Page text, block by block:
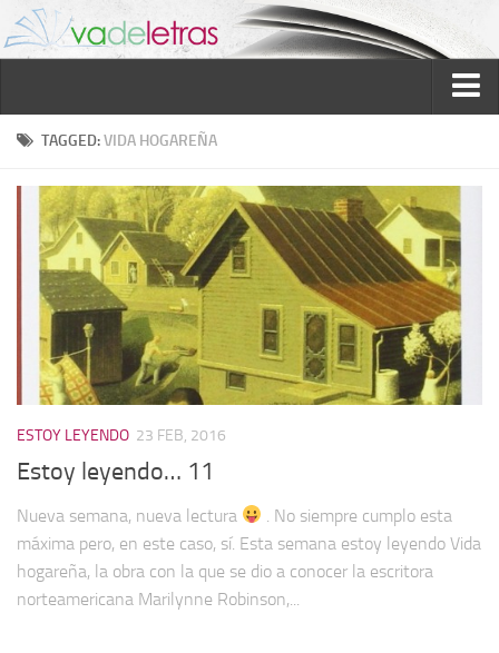
Inicio
Ver reseñas
Política de reseñas
Recomendados
Novela negra
Sobre mí
TAGGED:VIDA HOGAREÑA
ESTOY LEYENDO 23 FEB, 2016
Estoy leyendo… 11
Nueva semana, nueva lectura
. No siempre cumplo esta
máxima pero, en este caso, sí. Esta semana estoy leyendo Vida
hogareña, la obra con la que se dio a conocer la escritora
norteamericana Marilynne Robinson,...